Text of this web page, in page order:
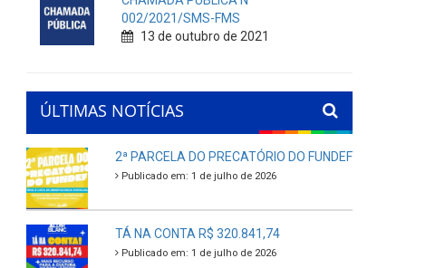
002/2021/SMS-FMS
13 de outubro de 2021
ÚLTIMAS NOTÍCIAS
2ª PARCELA DO PRECATÓRIO DO FUNDEF
Publicado em: 1 de julho de 2026
TÁ NA CONTA R$ 320.841,74
Publicado em: 1 de julho de 2026